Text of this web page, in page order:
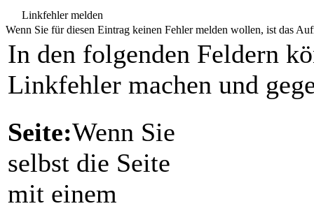
Linkfehler melden
Wenn Sie für diesen Eintrag keinen Fehler melden wollen, ist das
In den folgenden Feldern
Linkfehler machen und
Seite:Wenn Sie
selbst die Seite
mit einem